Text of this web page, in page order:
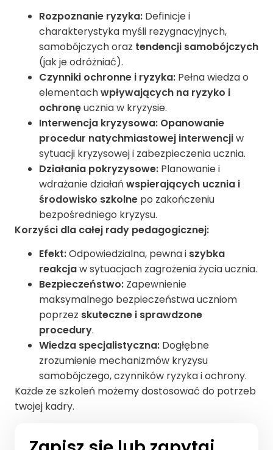
Rozpoznanie ryzyka: Definicje i
charakterystyka myśli rezygnacyjnych,
samobójczych oraz tendencji samobójczych
(jak je odróżniać).
Czynniki ochronne i ryzyka: Pełna wiedza o
elementachwpływających na ryzyko i
ochronęucznia w kryzysie.
Interwencja kryzysowa: Opanowanie
procedur natychmiastowej interwencjiw
sytuacji kryzysowej i zabezpieczenia ucznia.
Działania pokryzysowe: Planowanie i
wdrażanie działań wspierających ucznia i
środowisko szkolne po zakończeniu
bezpośredniego kryzysu.
Korzyści dla całej rady pedagogicznej:
Efekt:Odpowiedzialna, pewna i szybka
reakcjaw sytuacjach zagrożenia życia ucznia.
Bezpieczeństwo: Zapewnienie
maksymalnego bezpieczeństwa uczniom
poprzez skuteczne i sprawdzone
procedury.
Wiedza specjalistyczna: Dogłębne
zrozumienie mechanizmów kryzysu
samobójczego, czynników ryzyka i ochrony.
Każde ze szkoleń możemy dostosować do potrzeb
twojej kadry.